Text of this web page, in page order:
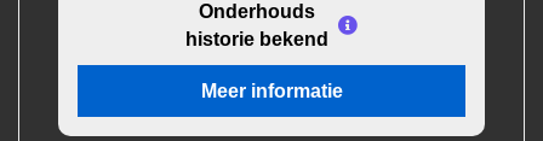
Onderhouds
historie bekend
Meer informatie